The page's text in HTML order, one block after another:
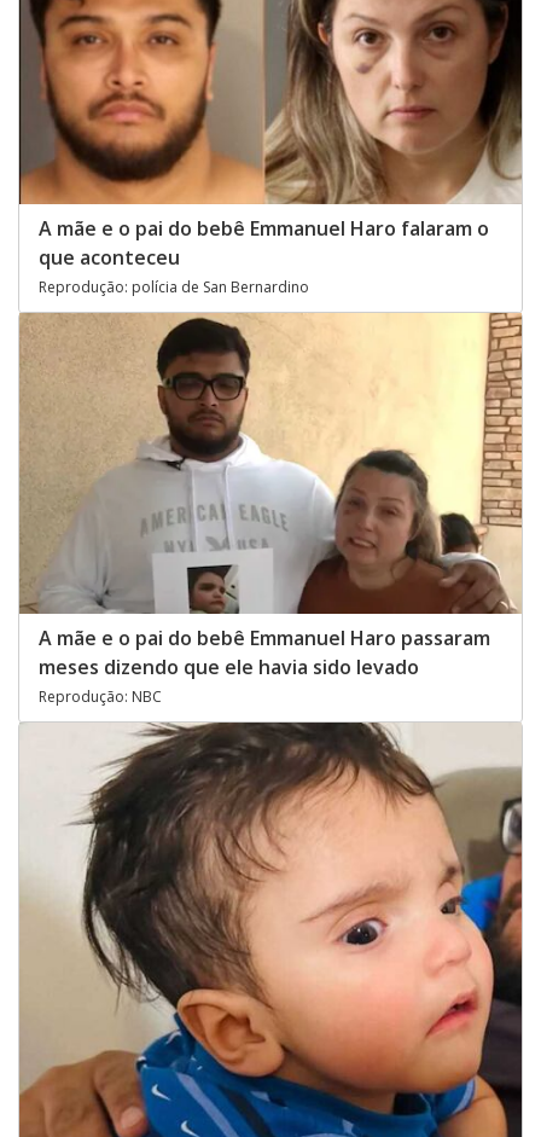
A mãe e o pai do bebê Emmanuel Haro falaram o
que aconteceu
Reprodução: polícia de San Bernardino
A mãe e o pai do bebê Emmanuel Haro passaram
meses dizendo que ele havia sido levado
Reprodução: NBC